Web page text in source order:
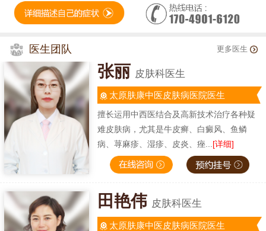
医生团队 更多医生
张丽 皮肤科医生
太原肤康中医皮肤病医院医生
擅长运用中西医结合及高新技术治疗各种疑
难皮肤病，尤其是牛皮癣、白癜风、鱼鳞
病、荨麻疹、湿疹、皮炎、痤... [详细]
田艳伟 皮肤科医生
太原肤康中医皮肤病医院医生